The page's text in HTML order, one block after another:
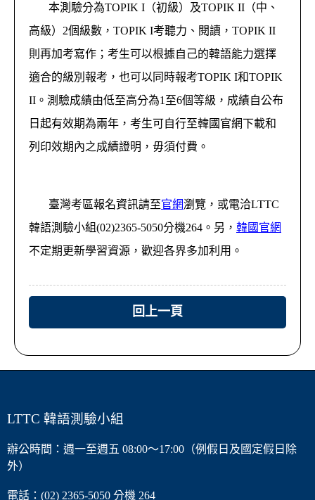
本測驗分為TOPIK I（初級）及TOPIK II（中、
高級）2個級數，TOPIK I考聽力、閱讀，TOPIK II
則再加考寫作；考生可以根據自己的韓語能力選擇
適合的級別報考，也可以同時報考TOPIK I和TOPIK
II。測驗成績由低至高分為1至6個等級，成績自公布
日起有效期為兩年，考生可自行至韓國官網下載和
列印效期內之成績證明，毋須付費。
臺灣考區報名資訊請至官網瀏覽，或電洽LTTC
韓語測驗小組(02)2365-5050分機264。另， 韓國官網
不定期更新學習資源，歡迎各界多加利用。
回上一頁
LTTC 韓語測驗小組
辦公時間：週一至週五 08:00～17:00（例假日及國定假日除
外）
電話：(02) 2365-5050 分機 264